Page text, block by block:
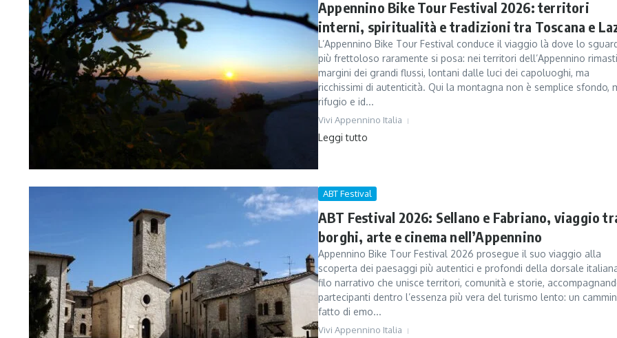
Appennino Bike Tour Festival 2026: territori
interni, spiritualità e tradizioni tra Toscana e
L’Appennino Bike Tour Festival conduce il viaggio là dove lo
più frettoloso raramente si posa: nei territori dell’Appennino
margini dei grandi flussi, lontani dalle luci dei capoluoghi, ma
ricchissimi di autenticità. Qui la montagna non è semplice sfondo,
rifugio e id...
Vivi Appennino Italia
Leggi tutto
ABT Festival
ABT Festival 2026: Sellano e Fabriano, viaggio
borghi, arte e cinema nell’Appennino
Appennino Bike Tour Festival 2026 prosegue il suo viaggio alla
scoperta dei paesaggi più autentici e profondi della dorsale
filo narrativo che unisce territori, comunità e storie,
partecipanti dentro l’essenza più vera del turismo lento: un
fatto di emo...
Vivi Appennino Italia